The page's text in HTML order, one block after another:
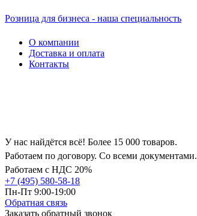
Розница для бизнеса - наша специальность
О компании
Доставка и оплата
Контакты
У нас найдётся всё! Более 15 000 товаров.
Работаем по договору. Со всеми документами.
Работаем с НДС 20%
+7 (495) 580-58-18
Пн-Пт 9:00-19:00
Обратная связь
Заказать обратный звонок